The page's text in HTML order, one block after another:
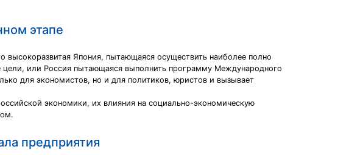
этапе
Япония, пытающаяся осуществить наиболее полно
или Россия пытающаяся выполнить программу Международного
для экономистов, но и для политиков, юристов и вызывает
экономики, их влияния на социально-экономическую
предприятия